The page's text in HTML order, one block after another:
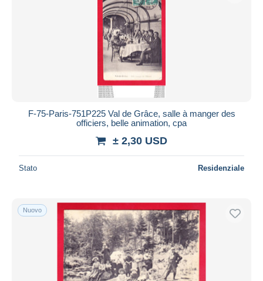
F-75-Paris-751P225 Val de Grâce, salle à manger des
officiers, belle animation, cpa
± 2,30 USD
Stato Residenziale
Nuovo